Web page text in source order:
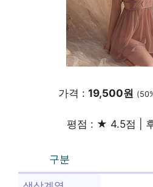
가격 : 19,500원
평점 : ★ 4.5점 |
구분